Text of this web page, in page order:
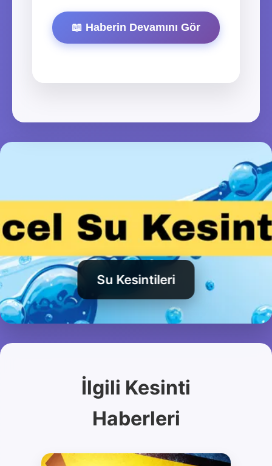
📖 Haberin Devamını Gör
Elektrik
Kesintileri
Su Kesintileri
İlgili Kesinti
Haberleri